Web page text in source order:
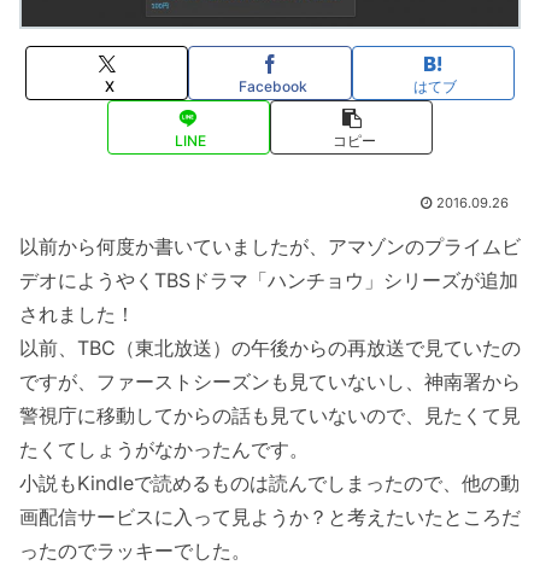
X Facebook はてブ
LINE コピー
2016.09.26
以前から何度か書いていましたが、アマゾンのプライムビ
デオにようやくTBSドラマ「ハンチョウ」シリーズが追加
されました！
以前、TBC（東北放送）の午後からの再放送で見ていたの
ですが、ファーストシーズンも見ていないし、神南署から
警視庁に移動してからの話も見ていないので、見たくて見
たくてしょうがなかったんです。
小説もKindleで読めるものは読んでしまったので、他の動
画配信サービスに入って見ようか？と考えたいたところだ
ったのでラッキーでした。